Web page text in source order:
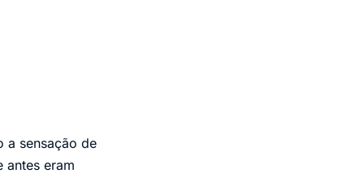
a sensação de
antes eram